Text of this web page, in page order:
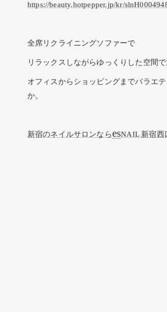
https://beauty.hotpepper.jp/kr/
全席リクライニングソファーで
リラックスしながらゆっくりした空間
オフィスからショッピングまでバラエ
か。
新宿のネイルサロンならesNAIL 新宿西